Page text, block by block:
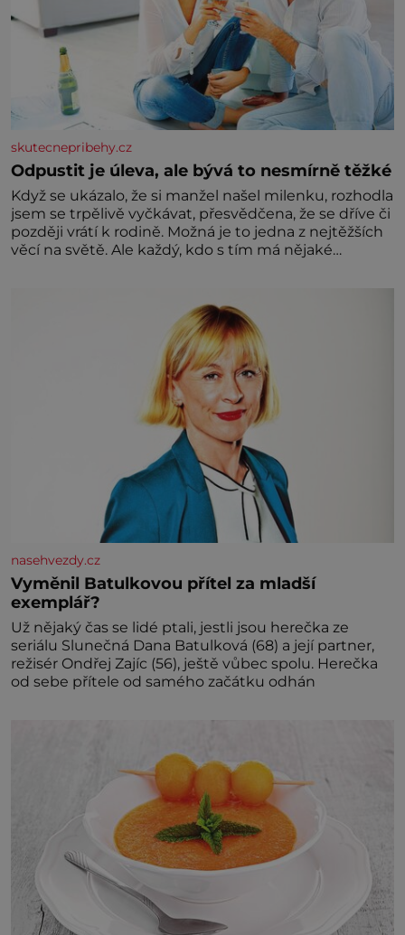
skutecnepribehy.cz
Odpustit je úleva, ale bývá to nesmírně těžké
Když se ukázalo, že si manžel našel milenku, rozhodla
jsem se trpělivě vyčkávat, přesvědčena, že se dříve či
později vrátí k rodině. Možná je to jedna z nejtěžších
věcí na světě. Ale každý, kdo s tím má nějaké
nasehvezdy.cz
Vyměnil Batulkovou přítel za mladší
exemplář?
Už nějaký čas se lidé ptali, jestli jsou herečka ze
seriálu Slunečná Dana Batulková (68) a její partner,
režisér Ondřej Zajíc (56), ještě vůbec spolu. Herečka
od sebe přítele od samého začátku odhán